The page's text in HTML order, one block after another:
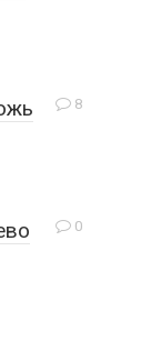
8
0